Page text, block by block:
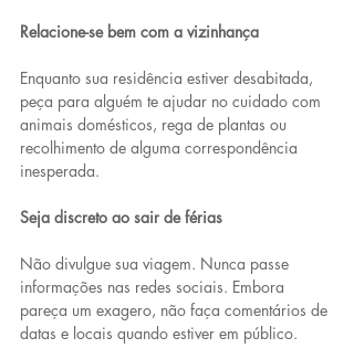
Relacione-se bem com a vizinhança
Enquanto sua residência estiver desabitada,
peça para alguém te ajudar no cuidado com
animais domésticos, rega de plantas ou
recolhimento de alguma correspondência
inesperada.
Seja discreto ao sair de férias
Não divulgue sua viagem. Nunca passe
informações nas redes sociais. Embora
pareça um exagero, não faça comentários de
datas e locais quando estiver em público.